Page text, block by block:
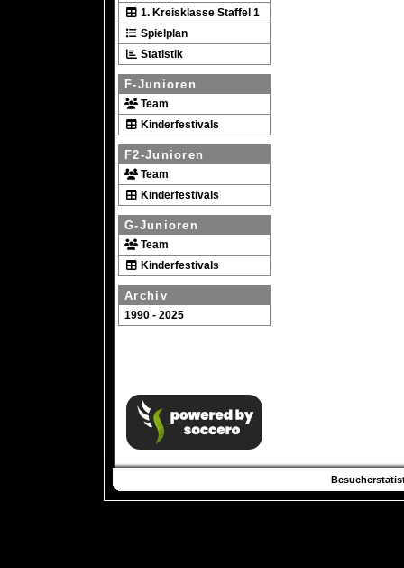
1. Kreisklasse Staffel 1
Spielplan
Statistik
F-Junioren
Team
Kinderfestivals
F2-Junioren
Team
Kinderfestivals
G-Junioren
Team
Kinderfestivals
Archiv
1990 - 2025